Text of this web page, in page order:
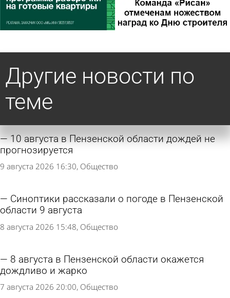
Другие новости по
теме
10 августа в Пензенской области дождей не
прогнозируется
9 августа 2026 16:30 Общество
Синоптики рассказали о погоде в Пензенской
области 9 августа
8 августа 2026 15:48 Общество
8 августа в Пензенской области окажется
дождливо и жарко
7 августа 2026 20:00 Общество